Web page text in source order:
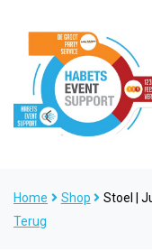
Home Shop
Stoel |
Terug